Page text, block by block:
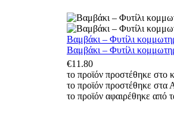
Βαμβάκι – Φυτίλι
Βαμβάκι – Φυτίλι
€11.80
το προϊόν προστέθηκε στο
το προϊόν προστέθηκε στα
το προϊόν αφαιρέθηκε από